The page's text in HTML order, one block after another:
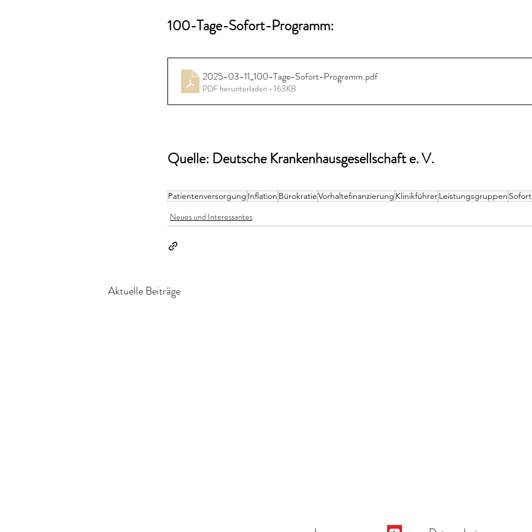
100-Tage-Sofort-Programm:
2025-03-11_100-Tage-Sofort-Programm.pdf
PDF herunterladen • 163KB
Quelle: Deutsche Krankenhausgesellschaft e. V.
Patientenversorgung Inflation BürokratieVorhaltefinanzierung KlinikführerLeistungsgruppen
Neues und Interessantes
Aktuelle Beiträge